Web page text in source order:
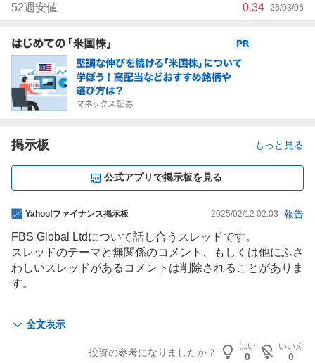
52週安値 0.34 26/03/06
掲示板 もっと見る
公式アプリで掲示板を見る
掲
示
記
事
Yahoo!ファイナンス掲示板 2025/02/12 02:03 報告
全文表示
FBS Global Ltdについて話し合うスレッドです。
スレッドのテーマと無関係のコメント、もしくは他にふさ
わしいスレッドがあるコメントは削除されることがありま
す。
ドに参加する場合は、LINEヤフー共通利用規約を再読し
投資の参考になりましたか？
はい
0
いいえ
0